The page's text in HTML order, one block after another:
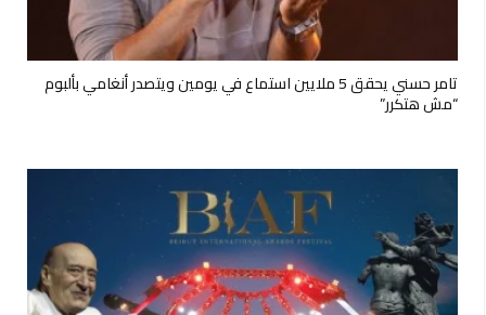
تامر حسني يحقق 5 ملايين استماع في يومين ويتصدر أنغامي بألبوم
“مش هتكرر”